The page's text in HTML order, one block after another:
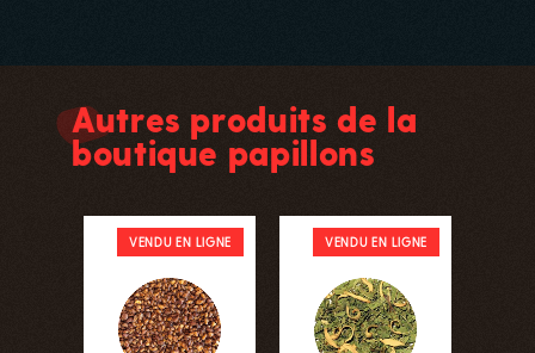
La boutique est fermée pour le mois
retrouve à partir du 27 aout pour vos
commandes en ligne que nous traiterons
à partir du 1er septembre. A très vite !!!!
Autres produits de la
boutique papillons
VENDU EN LIGNE VENDU EN LIGNE